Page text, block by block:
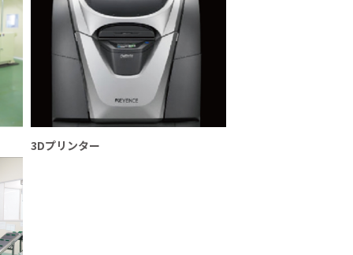
3Dプリンター